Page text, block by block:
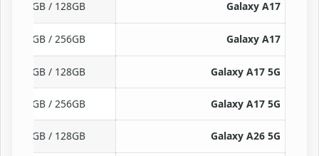
Galaxy A17
6GB / 128GB
Galaxy A17
8GB / 256GB
Galaxy A17 5G
6GB / 128GB
Galaxy A17 5G
8GB / 256GB
Galaxy A26 5G
6GB / 128GB